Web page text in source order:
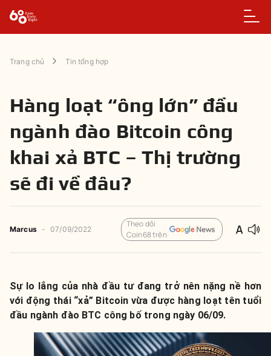
Trang chủ Tin tổng hợp
Hàng loạt “ông lớn” đầu
ngành đào Bitcoin công
khai xả BTC – Thị trường
sẽ đi về đâu?
Marcus - 07/09/2022
Theo dõi
Coin68 trên
Sự lo lắng của nhà đầu tư đang trở nên nặng nề hơn
với động thái “xả” Bitcoin vừa được hàng loạt tên tuổi
đầu ngành đào BTC công bố trong ngày 06/09.